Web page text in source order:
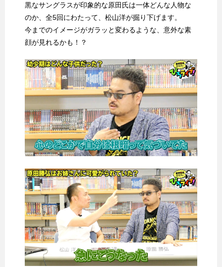
黒なサングラスが印象的な原田氏は一体どんな人物な
のか、全5回にわたって、松山洋が掘り下げます。
今までのイメージがガラッと変わるような、意外な素
顔が見れるかも！？